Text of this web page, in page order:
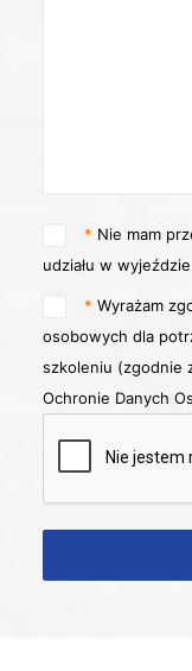
* Nie mam
udziału w
* Wyrażam
osobowych dla
szkoleniu (zgodnie
Ochronie Danych